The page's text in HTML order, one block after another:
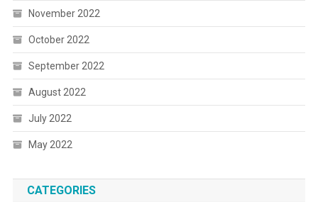
November 2022
October 2022
September 2022
August 2022
July 2022
May 2022
CATEGORIES